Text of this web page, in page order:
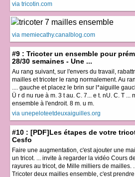
via tricotin.com
via memiecathy.canalblog.com
#9 : Tricoter un ensemble pour
28/30 semaines - Une ...
Au rang suivant, sur l'envers du travail,
mailles et tricoter le rang normalement. Au
.... gauche et placez le brin sur l*aiguille
Ü r d nu rue à m. 3 t au. C. 7... e t. nU. C. T ...
ensemble à l'endroit. 8 m. u m.
via unepeloteetdeuxaiguilles.org
#10 : [PDF]Les étapes de votre
Cesfo
Faire une augmentation, c'est ajouter une
un tricot. ... invite à regarder la vidéo Cours
rayures au tricot, de Mille milliers de mailles.
Tricoter deux mailles ensemble, c'est